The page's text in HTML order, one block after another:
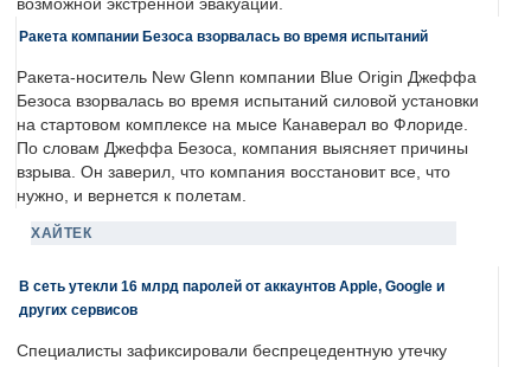
возможной экстренной эвакуации.
Ракета компании Безоса взорвалась во время испытаний
Ракета-носитель New Glenn компании Blue Origin Джеффа
Безоса взорвалась во время испытаний силовой установки
на стартовом комплексе на мысе Канаверал во Флориде.
По словам Джеффа Безоса, компания выясняет причины
взрыва. Он заверил, что компания восстановит все, что
нужно, и вернется к полетам.
ХАЙТЕК
В сеть утекли 16 млрд паролей от аккаунтов Apple, Google и
других сервисов
Специалисты зафиксировали беспрецедентную утечку